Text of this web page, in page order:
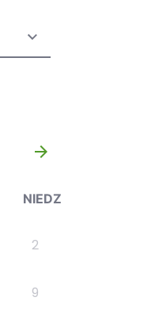
NIEDZ
2
9